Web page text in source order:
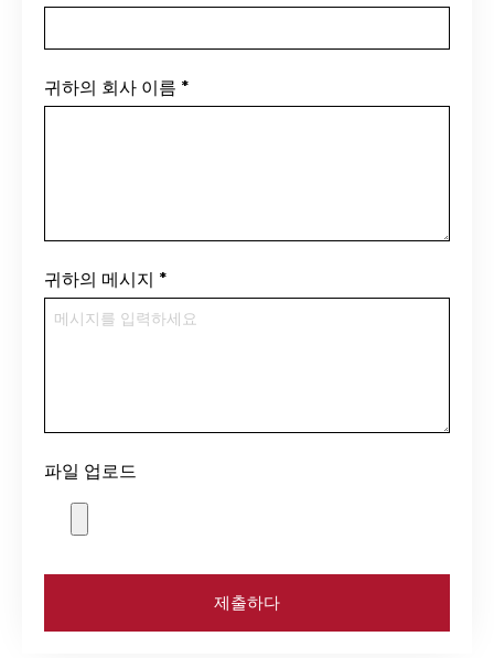
귀하의 회사 이름 *
귀하의 메시지 *
파일 업로드
제출하다